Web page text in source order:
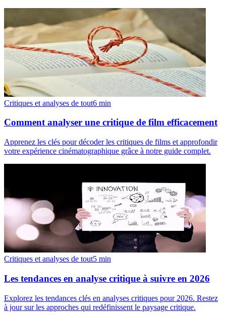
Critiques et analyses de tout6 min
Comment analyser une critique de film efficacement
Apprenez les clés pour décoder les critiques de films et approfondir
votre expérience cinématographique grâce à notre guide complet.
Critiques et analyses de tout5 min
Les tendances en analyse critique à suivre en 2026
Explorez les tendances clés en analyses critiques pour 2026. Restez
à jour sur les approches qui redéfinissent le paysage critique.